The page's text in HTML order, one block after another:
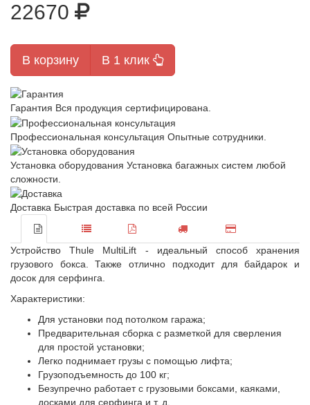
22670
В корзину В 1 клик
Гарантия Вся продукция сертифицирована.
Профессиональная консультация Опытные сотрудники.
Установка оборудования Установка багажных систем любой
сложности.
Доставка Быстрая доставка по всей России
Устройство Thule MultiLift - идеальный способ хранения
грузового бокса. Также отлично подходит для байдарок и
досок для серфинга.
Характеристики:
Для установки под потолком гаража;
Предварительная сборка с разметкой для сверления
для простой установки;
Легко поднимает грузы с помощью лифта;
Грузоподъемность до 100 кг;
Безупречно работает с грузовыми боксами, каяками,
досками для серфинга и т. д.